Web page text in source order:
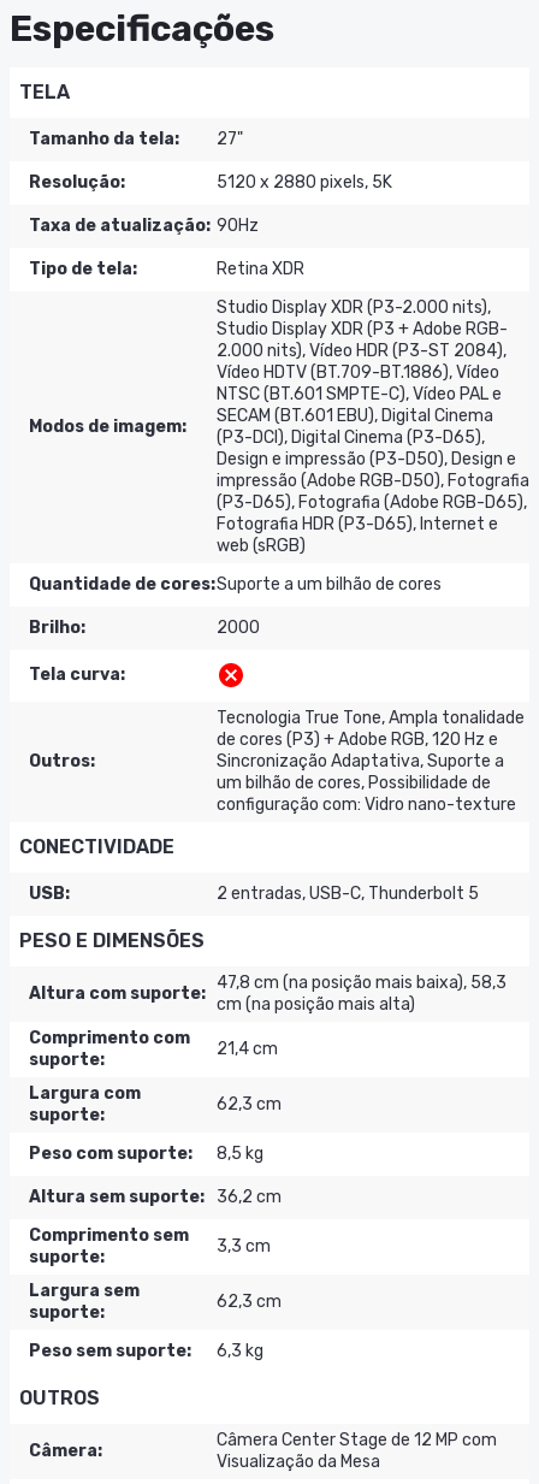
Especificações
TELA
Tamanho da tela: 27"
Resolução: 5120 x 2880 pixels, 5K
Taxa de atualização: 90Hz
Tipo de tela: Retina XDR
Modos de imagem:
Studio Display XDR (P3-2.000 nits),
Studio Display XDR (P3 + Adobe RGB-
2.000 nits), Vídeo HDR (P3-ST 2084),
Vídeo HDTV (BT.709-BT.1886), Vídeo
NTSC (BT.601 SMPTE-C), Vídeo PAL e
SECAM (BT.601 EBU), Digital Cinema
(P3-DCI), Digital Cinema (P3-D65),
Design e impressão (P3-D50), Design e
impressão (Adobe RGB-D50), Fotografia
(P3-D65), Fotografia (Adobe RGB-D65),
Fotografia HDR (P3-D65), Internet e
web (sRGB)
Quantidade de cores:Suporte a um bilhão de cores
Brilho: 2000
Tela curva:
Outros:
Tecnologia True Tone, Ampla tonalidade
de cores (P3) + Adobe RGB, 120 Hz e
Sincronização Adaptativa, Suporte a
um bilhão de cores, Possibilidade de
configuração com: Vidro nano-texture
CONECTIVIDADE
USB: 2 entradas, USB-C, Thunderbolt 5
PESO E DIMENSÕES
Altura com suporte:
47,8 cm (na posição mais baixa), 58,3
cm (na posição mais alta)
Comprimento com
suporte:
21,4 cm
Largura com
suporte:
62,3 cm
Peso com suporte: 8,5 kg
Altura sem suporte:
36,2 cm
Comprimento sem
suporte:
3,3 cm
Largura sem
suporte:
62,3 cm
Peso sem suporte: 6,3 kg
OUTROS
Câmera:
Câmera Center Stage de 12 MP com
Visualização da Mesa